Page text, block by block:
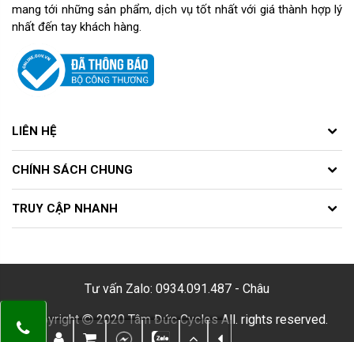
mang tới những sản phẩm, dịch vụ tốt nhất với giá thành hợp lý
nhất đến tay khách hàng.
LIÊN HỆ
CHÍNH SÁCH CHUNG
TRUY CẬP NHANH
Tư vấn Zalo: 0934.091.487 - Châu
Copyright 2020 Tâm Đức Cycles All. rights reserved.